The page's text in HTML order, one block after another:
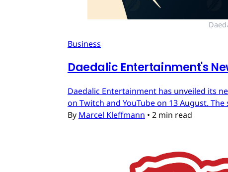
Business
Daedalic Entertainment's
Daedalic Entertainment has unveiled its
on Twitch and YouTube on 13 August.
By Marcel Kleffmann • 2 min read